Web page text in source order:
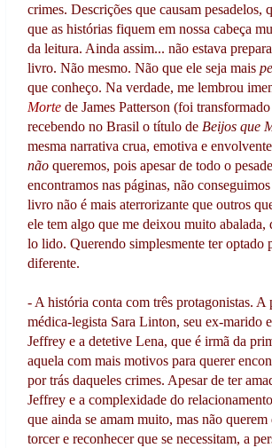
crimes. Descrições que causam pesadelos,
que as histórias fiquem em nossa cabeça
da leitura. Ainda assim... não estava
livro. Não mesmo. Não que ele seja mais
que conheço. Na verdade, me lembrou
Mortede James Patterson (foi
recebendo no Brasil o título de Beijos que
mesma narrativa crua, emotiva e
não queremos, pois apesar de todo o
encontramos nas páginas, não
livro não é mais aterrorizante que outros
ele tem algo que me deixou muito abalada,
lo lido. Querendo simplesmente ter optado
diferente.
- A história conta com três protagonistas. A
médica-legista Sara Linton, seu ex-marido
Jeffrey e a detetive Lena, que é irmã da
aquela com mais motivos para querer
por trás daqueles crimes. Apesar de ter
Jeffrey e a complexidade do
que ainda se amam muito, mas não querem
torcer e reconhecer que se necessitam, a